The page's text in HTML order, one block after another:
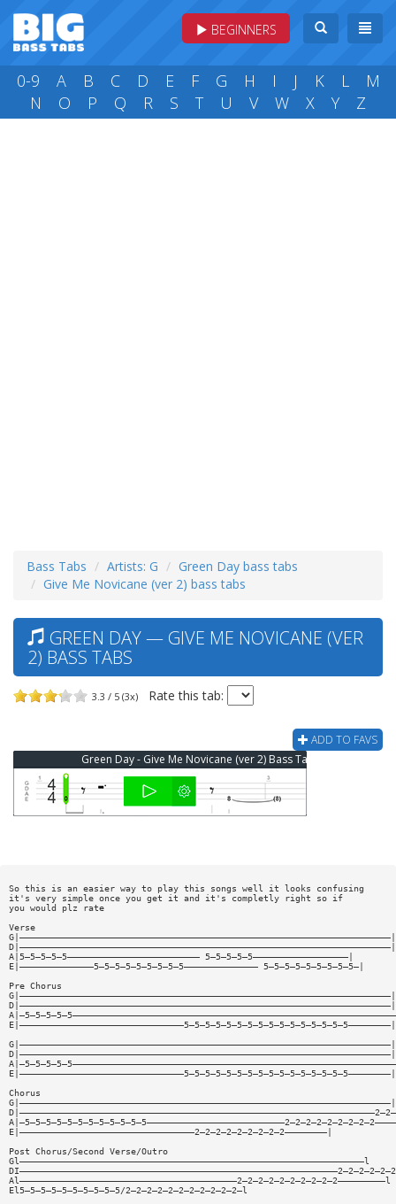
BEGINNERS
0-9 A B C D E F G H I J K L
M
N
O P Q R S T U V W X Y Z
Bass Tabs Artists: G
Green Day bass tabs
Give Me Novicane (ver 2) bass tabs
GREEN DAY — GIVE ME NOVICANE (VER
2) BASS TABS
3.3 / 5 (3x) Rate this tab:
ADD TO FAVS
Green Day - Give Me Novicane (ver 2) Bass Tab
So this is an easier way to play this songs well it looks confusing
it's very simple once you get it and it's completly right so if
you would plz rate
Verse
G|——————————————————————————————————————————————————————————————————————|
D|——————————————————————————————————————————————————————————————————————|
A|5—5—5—5—5————————————————————————— 5—5—5—5—5——————————————————|
E|——————————————5—5—5—5—5—5—5—5—5—————————————— 5—5—5—5—5—5—5—5—5—|
Pre Chorus
G|——————————————————————————————————————————————————————————————————————|
D|——————————————————————————————————————————————————————————————————————|
E|———————————————————————————————5—5—5—5—5—5—5—5—5—5—5—5—5—5—5—5————————|
G|——————————————————————————————————————————————————————————————————————|
D|——————————————————————————————————————————————————————————————————————|
E|———————————————————————————————5—5—5—5—5—5—5—5—5—5—5—5—5—5—5—5————————|
Chorus
G|——————————————————————————————————————————————————————————————————————|
E|—————————————————————————————————2—2—2—2—2—2—2—2—2————————|
Post Chorus/Second Verse/Outro
Gl—————————————————————————————————————————————————————————————————l
Al—————————————————————————————————————————2—2—2—2—2—2—2—2—2—2—————————l
El5—5—5—5—5—5—5—5—5—5/2—2—2—2—2—2—2—2—2—2—2—l